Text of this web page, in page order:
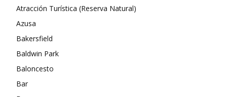
Atracción Turística (Reserva Natural)
Azusa
Bakersfield
Baldwin Park
Baloncesto
Bar